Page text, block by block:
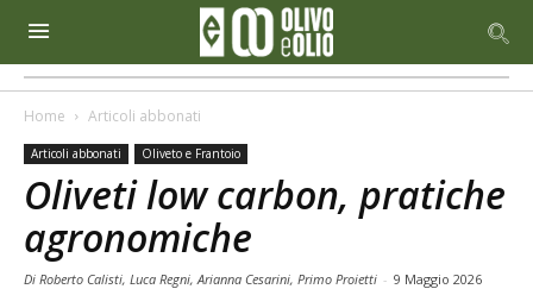
Home Articoli abbonati
Articoli abbonati Oliveto e Frantoio
Oliveti low carbon, pratiche
agronomiche
Di Roberto Calisti, Luca Regni, Arianna Cesarini, Primo Proietti - 9 Maggio 2026